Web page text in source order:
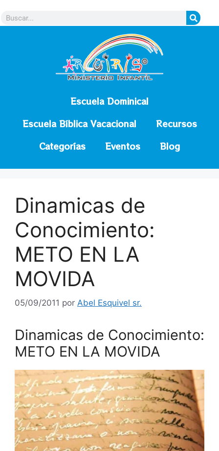
Escuela Dominical
Escuela Bíblica Vacacional
Recursos
Categorías
Eventos Blog
Dinamicas de
Conocimiento:
METO EN LA
MOVIDA
05/09/2011 por Abel Esquivel sr.
Dinamicas de Conocimiento:
METO EN LA MOVIDA